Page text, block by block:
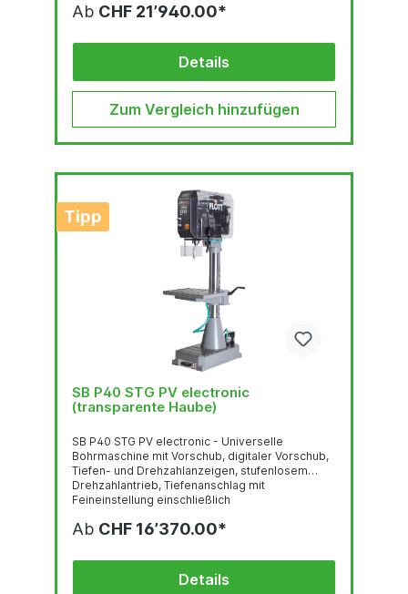
geneigter FrontLED-BeleuchtungSchnell
BohrtiefenanschlagStufenlose Drehzahlregelung
über mittigen DrehknopfNothalt-
ÜberlastungsschutzSpindelstoppBohrschutz mit
SteckerUmschalthebel...
Ab CHF 21’940.00*
Details
Zum Vergleich hinzufügen
Tipp
SB P40 STG PV electronic
(transparente Haube)
SB P40 STG PV electronic - Universelle
Bohrmaschine mit Vorschub, digitaler Vorschub,
Tiefen- und Drehzahlanzeigen, stufenlosem
Drehzahlantrieb, Tiefenanschlag mit
Feineinstellung einschließlich
Feineinstellung und
SchlagtasterStufenlose
DrehzahlregelungAnschlußkabel (1,5 m) mit CEE-
SteckerBohrschutz mit elektr.
Ab CHF 16’370.00*
Details